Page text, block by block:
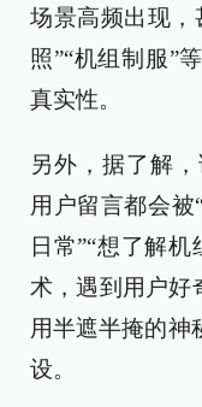
场景高频出现，
照”“机组制服”
真实性。
另外，据了解
用户留言都会被
日常”“想了解
术，遇到用户好
用半遮半掩的神
设。